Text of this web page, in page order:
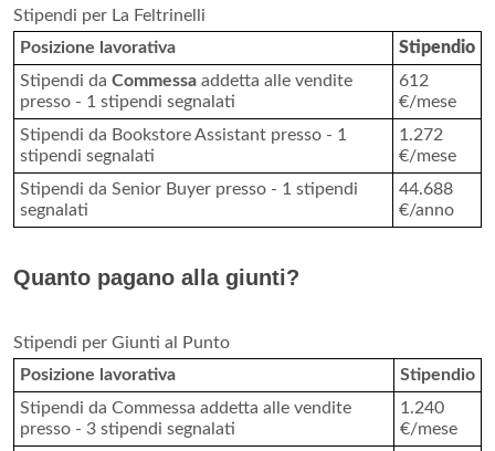
Stipendi per La Feltrinelli
Posizione lavorativa
Stipendio
Stipendi da Commessa addetta alle vendite
presso - 1 stipendi segnalati
612
€/mese
Stipendi da Bookstore Assistant presso - 1
stipendi segnalati
1.272
€/mese
Stipendi da Senior Buyer presso - 1 stipendi
segnalati
44.688
€/anno
Quanto pagano alla giunti?
Stipendi per Giunti al Punto
Posizione lavorativa
Stipendio
Stipendi da Commessa addetta alle vendite
presso - 3 stipendi segnalati
1.240
€/mese